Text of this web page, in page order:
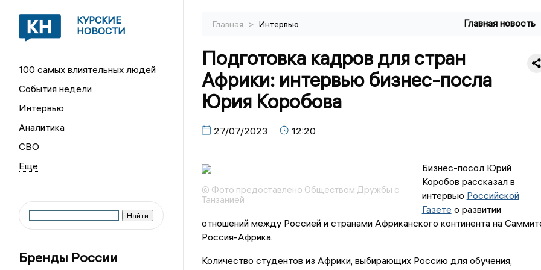
КУРСКИЕ
НОВОСТИ
100 самых влиятельных людей
События недели
Интервью
Аналитика
СВО
Бренды России
Главная > Интервью Главная новость
Подготовка кадров для стран
Африки: интервью бизнес-посла
Юрия Коробова
27/07/2023 12:20
© Фото предоставлено Обществом Дружбы с
Танзанией
Бизнес-посол Юрий
Коробов рассказал в
интервью Российской
Газете о развитии
отношений между Россией и странами Африканского континента на
Россия-Африка.
Количество студентов из Африки, выбирающих Россию для обучения,